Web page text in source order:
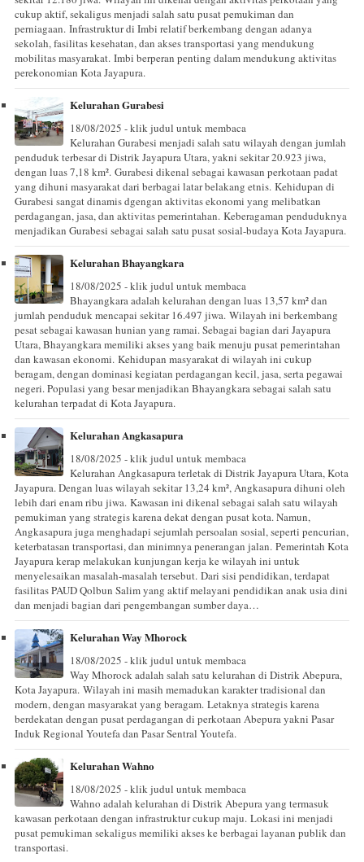
cukup aktif, sekaligus menjadi salah satu pusat pemukiman dan
perniagaan. Infrastruktur di Imbi relatif berkembang dengan adanya
sekolah, fasilitas kesehatan, dan akses transportasi yang mendukung
mobilitas masyarakat. Imbi berperan penting dalam mendukung aktivitas
perekonomian Kota Jayapura.
Kelurahan Gurabesi
18/08/2025 - klik judul untuk membaca
Kelurahan Gurabesi menjadi salah satu wilayah dengan jumlah
penduduk terbesar di Distrik Jayapura Utara, yakni sekitar 20.923 jiwa,
dengan luas 7,18 km². Gurabesi dikenal sebagai kawasan perkotaan padat
yang dihuni masyarakat dari berbagai latar belakang etnis. Kehidupan di
Gurabesi sangat dinamis dgengan aktivitas ekonomi yang melibatkan
perdagangan, jasa, dan aktivitas pemerintahan. Keberagaman penduduknya
menjadikan Gurabesi sebagai salah satu pusat sosial-budaya Kota Jayapura.
Kelurahan Bhayangkara
18/08/2025 - klik judul untuk membaca
Bhayangkara adalah kelurahan dengan luas 13,57 km² dan
jumlah penduduk mencapai sekitar 16.497 jiwa. Wilayah ini berkembang
pesat sebagai kawasan hunian yang ramai. Sebagai bagian dari Jayapura
Utara, Bhayangkara memiliki akses yang baik menuju pusat pemerintahan
dan kawasan ekonomi. Kehidupan masyarakat di wilayah ini cukup
beragam, dengan dominasi kegiatan perdagangan kecil, jasa, serta pegawai
negeri. Populasi yang besar menjadikan Bhayangkara sebagai salah satu
kelurahan terpadat di Kota Jayapura.
Kelurahan Angkasapura
18/08/2025 - klik judul untuk membaca
Kelurahan Angkasapura terletak di Distrik Jayapura Utara, Kota
Jayapura. Dengan luas wilayah sekitar 13,24 km², Angkasapura dihuni oleh
lebih dari enam ribu jiwa. Kawasan ini dikenal sebagai salah satu wilayah
pemukiman yang strategis karena dekat dengan pusat kota. Namun,
Angkasapura juga menghadapi sejumlah persoalan sosial, seperti pencurian,
keterbatasan transportasi, dan minimnya penerangan jalan. Pemerintah Kota
Jayapura kerap melakukan kunjungan kerja ke wilayah ini untuk
menyelesaikan masalah-masalah tersebut. Dari sisi pendidikan, terdapat
fasilitas PAUD Qolbun Salim yang aktif melayani pendidikan anak usia dini
dan menjadi bagian dari pengembangan sumber daya…
Kelurahan Way Mhorock
18/08/2025 - klik judul untuk membaca
Way Mhorock adalah salah satu kelurahan di Distrik Abepura,
Kota Jayapura. Wilayah ini masih memadukan karakter tradisional dan
modern, dengan masyarakat yang beragam. Letaknya strategis karena
berdekatan dengan pusat perdagangan di perkotaan Abepura yakni Pasar
Induk Regional Youtefa dan Pasar Sentral Youtefa.
Kelurahan Wahno
18/08/2025 - klik judul untuk membaca
Wahno adalah kelurahan di Distrik Abepura yang termasuk
kawasan perkotaan dengan infrastruktur cukup maju. Lokasi ini menjadi
pusat pemukiman sekaligus memiliki akses ke berbagai layanan publik dan
transportasi.